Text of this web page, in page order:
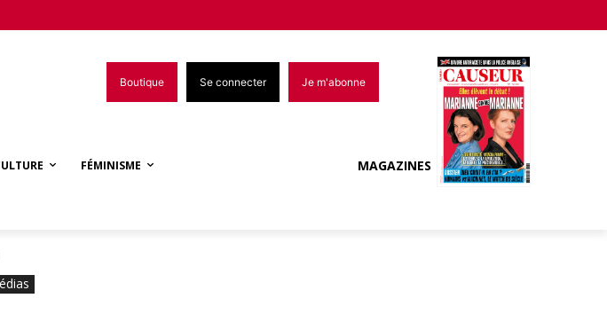
Boutique Se connecter Je m'abonne
FÉMINISME MAGAZINES